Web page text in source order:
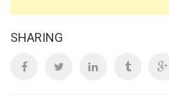
SHARING